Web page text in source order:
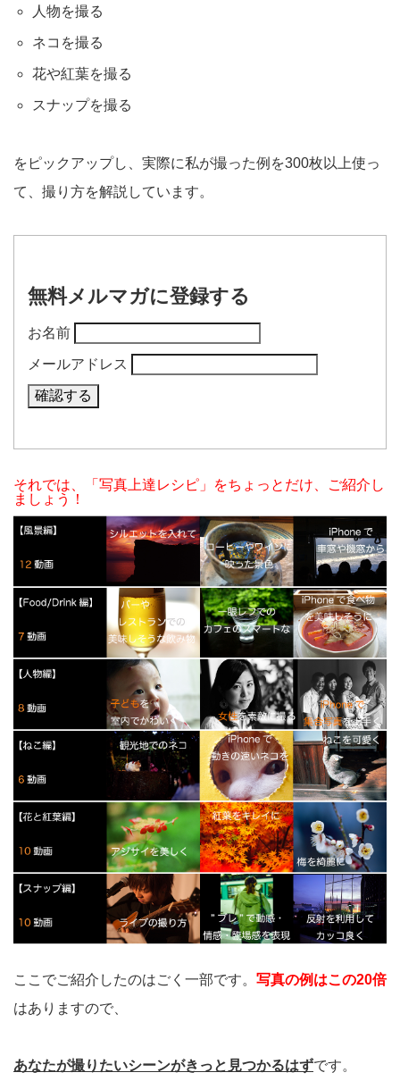
人物を撮る
ネコを撮る
花や紅葉を撮る
スナップを撮る
をピックアップし、実際に私が撮った例を300枚以上使っ
て、撮り方を解説しています。
無料メルマガに登録する
お名前
メールアドレス
それでは、「写真上達レシピ」をちょっとだけ、ご紹介し
ましょう！
ここでご紹介したのはごく一部です。 写真の例はこの20倍
はありますので、
あなたが撮りたいシーンがきっと見つかるはずです。